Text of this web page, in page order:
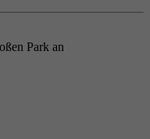
Park an